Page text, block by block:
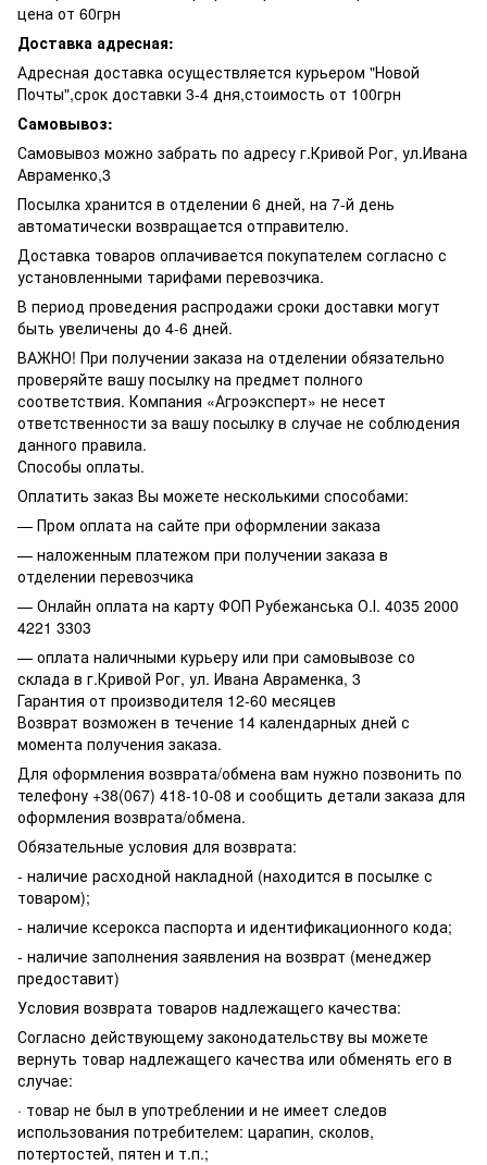
цена от 60грн
Доставка адресная:
Адресная доставка осуществляется курьером "Новой
Почты",срок доставки 3-4 дня,стоимость от 100грн
Самовывоз:
Самовывоз можно забрать по адресу г.Кривой Рог, ул.Ивана
Авраменко,3
Посылка хранится в отделении 6 дней, на 7-й день
автоматически возвращается отправителю.
Доставка товаров оплачивается покупателем согласно с
установленными тарифами перевозчика.
В период проведения распродажи сроки доставки могут
быть увеличены до 4-6 дней.
ВАЖНО! При получении заказа на отделении обязательно
проверяйте вашу посылку на предмет полного
соответствия. Компания «Агроэксперт» не несет
ответственности за вашу посылку в случае не соблюдения
данного правила.
Способы оплаты.
Оплатить заказ Вы можете несколькими способами:
— Пром оплата на сайте при оформлении заказа
— наложенным платежом при получении заказа в
отделении перевозчика
— Онлайн оплата на карту ФОП Рубежанська О.І. 4035 2000
4221 3303
— оплата наличными курьеру или при самовывозе со
склада в г.Кривой Рог, ул. Ивана Авраменка, 3
Гарантия от производителя 12-60 месяцев
Возврат возможен в течение 14 календарных дней с
момента получения заказа.
Для оформления возврата/обмена вам нужно позвонить по
телефону +38(067) 418-10-08 и сообщить детали заказа для
оформления возврата/обмена.
Обязательные условия для возврата:
- наличие расходной накладной (находится в посылке с
товаром);
- наличие ксерокса паспорта и идентификационного кода;
- наличие заполнения заявления на возврат (менеджер
предоставит)
Условия возврата товаров надлежащего качества:
Согласно действующему законодательству вы можете
вернуть товар надлежащего качества или обменять его в
случае:
· товар не был в употреблении и не имеет следов
использования потребителем: царапин, сколов,
потертостей, пятен и т.п.;